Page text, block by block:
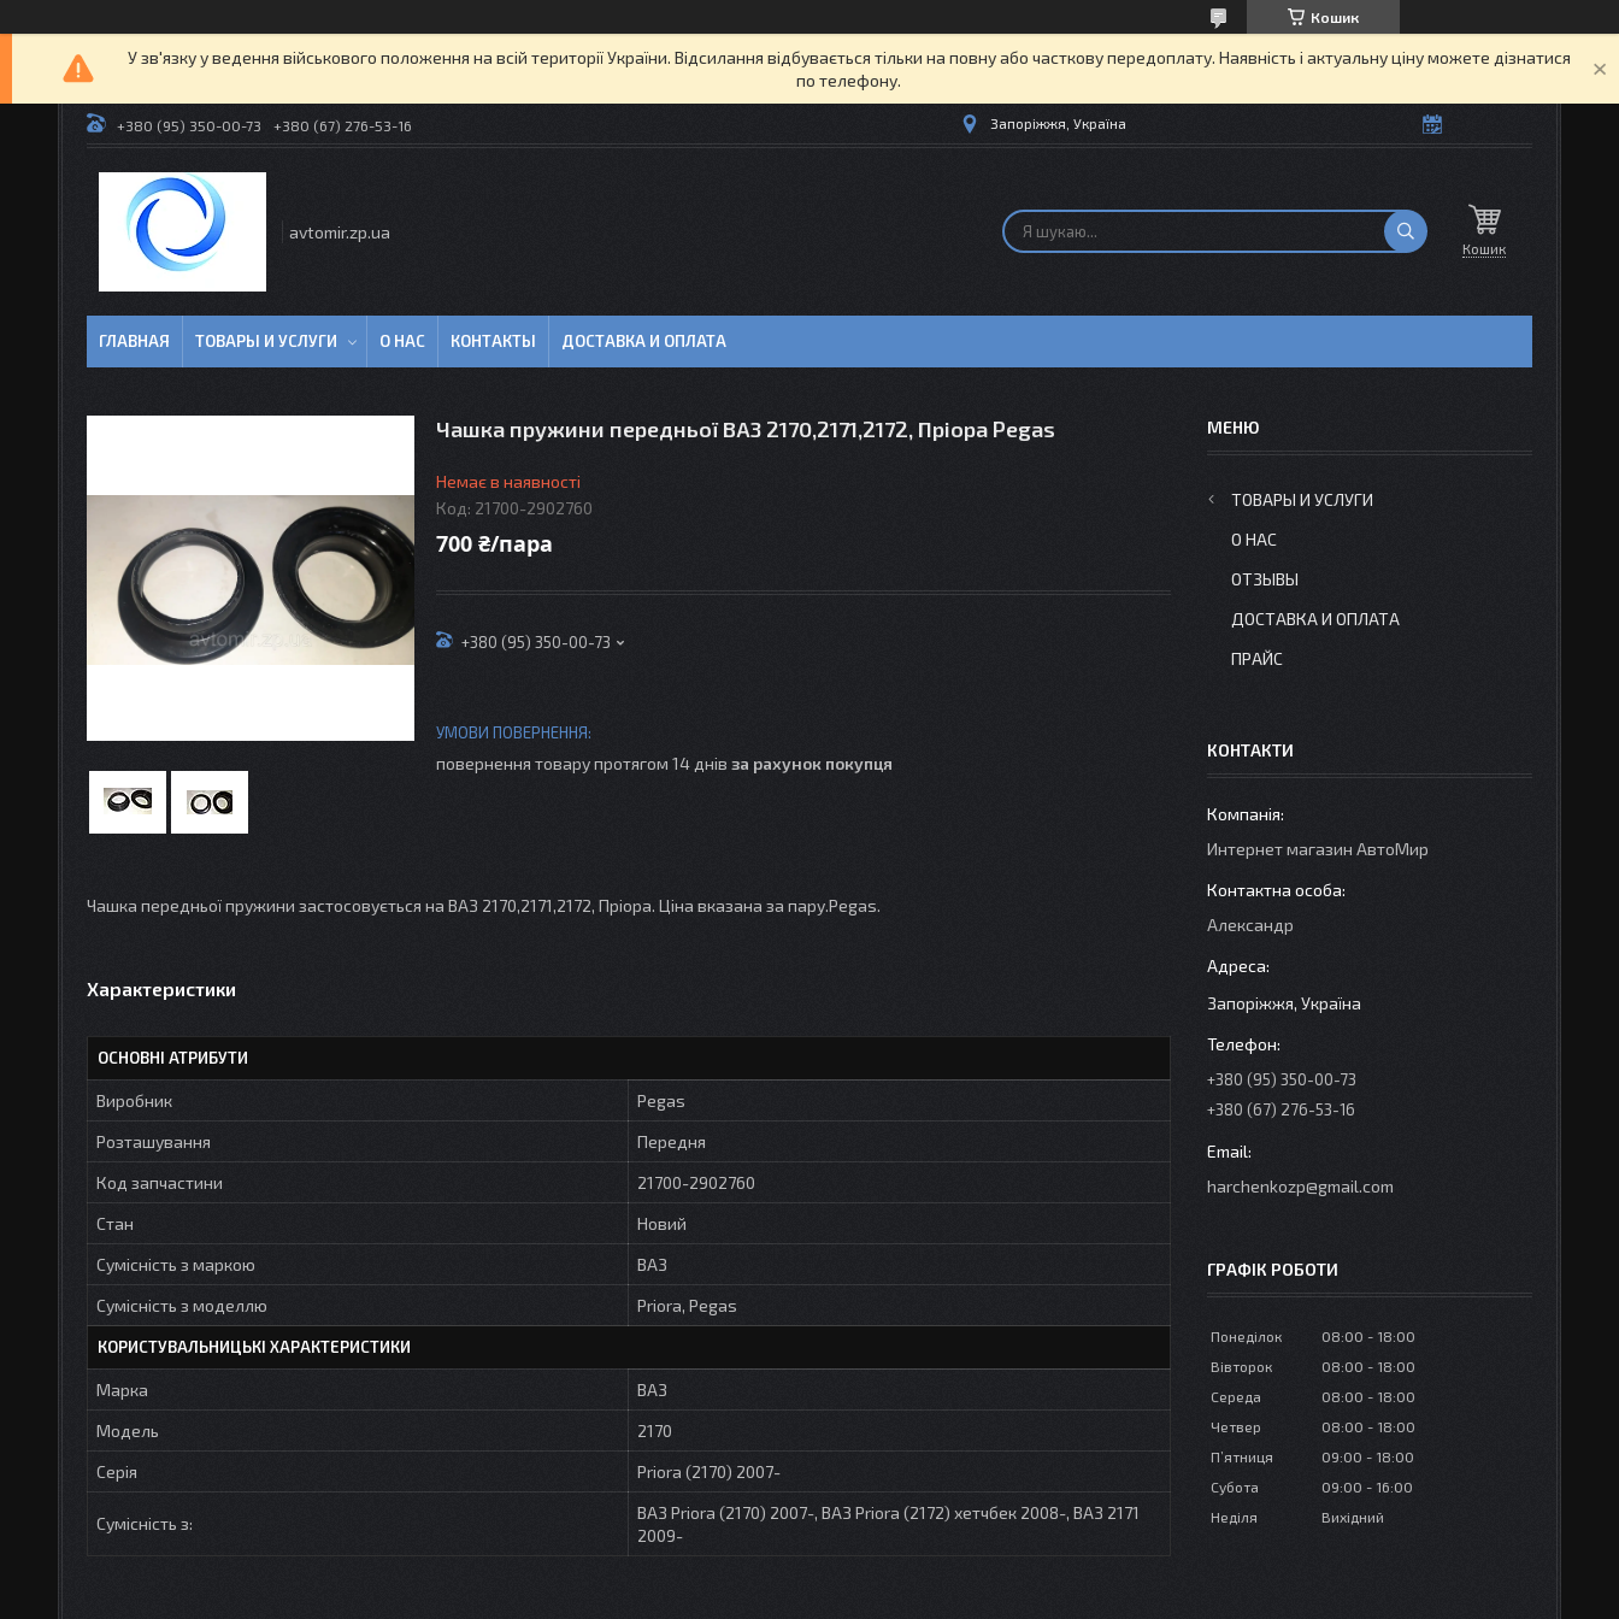
Кошик
У зв'язку у ведення військового положення на всій території України. Відсилання відбувається тільки на повну або часткову передоплату. Наявність і актуальну ціну можете дізнатися
по телефону.
+380 (95) 350-00-73 +380 (67) 276-53-16 Запоріжжя, Україна
avtomir.zp.ua
Кошик
ГЛАВНАЯ ТОВАРЫ И УСЛУГИ О НАС КОНТАКТЫ ДОСТАВКА И ОПЛАТА
Чашка пружини передньої ВАЗ 2170,2171,2172, Пріора Pegas
Немає в наявності
Код: 21700-2902760
700 ₴/пара
+380 (95) 350-00-73
повернення товару протягом 14 днів за рахунок покупця
Чашка передньої пружини застосовується на ВАЗ 2170,2171,2172, Пріора. Ціна вказана за пару.Pegas.
Характеристики
ОСНОВНІ АТРИБУТИ
Виробник
Pegas
Розташування
Передня
Код запчастини
21700-2902760
Стан
Новий
Сумісність з маркою
ВАЗ
Сумісність з моделлю
Priora, Pegas
КОРИСТУВАЛЬНИЦЬКІ ХАРАКТЕРИСТИКИ
Марка
ВАЗ
Модель
2170
Серія
Priora (2170) 2007-
Сумісність з:
ВАЗ Priora (2170) 2007-, ВАЗ Priora (2172) хетчбек 2008-, ВАЗ 2171
2009-
ТОВАРЫ И УСЛУГИ
О НАС
ОТЗЫВЫ
ДОСТАВКА И ОПЛАТА
ПРАЙС
КОНТАКТИ
Интернет магазин АвтоМир
Александр
Запоріжжя, Україна
+380 (95) 350-00-73
+380 (67) 276-53-16
harchenkozp@gmail.com
ГРАФІК РОБОТИ
Понеділок 08:00
18:00
Вівторок
08:00
18:00
Середа
08:00
18:00
Четвер
08:00
18:00
Пʼятниця
09:00
18:00
Субота
09:00
16:00
Неділя
Вихідний